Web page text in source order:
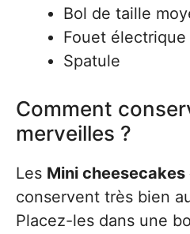
Bol de taille
Fouet électrique
Spatule
Comment
merveilles ?
Les Mini cheesecakes
conservent très bien
Placez-les dans une